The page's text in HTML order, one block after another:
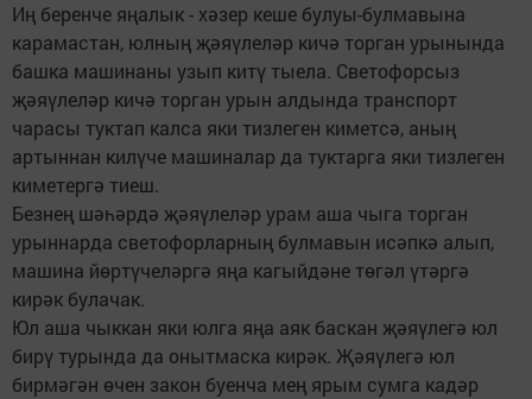
Иң беренче яңалык - хәзер кеше булуы-булмавына
карамастан, юлның җәяүлеләр кичә торган урынында
башка машинаны узып китү тыела. Светофорсыз
җәяүлеләр кичә торган урын алдында транспорт
чарасы туктап калса яки тизлеген киметсә, аның
артыннан килүче машиналар да туктарга яки тизлеген
киметергә тиеш.
Безнең шәһәрдә җәяүлеләр урам аша чыга торган
урыннарда светофорларның булмавын исәпкә алып,
машина йөртүчеләргә яңа кагыйдәне төгәл үтәргә
кирәк булачак.
Юл аша чыккан яки юлга яңа аяк баскан җәяүлегә юл
бирү турында да онытмаска кирәк. Җәяүлегә юл
бирмәгән өчен закон буенча мең ярым сумга кадәр